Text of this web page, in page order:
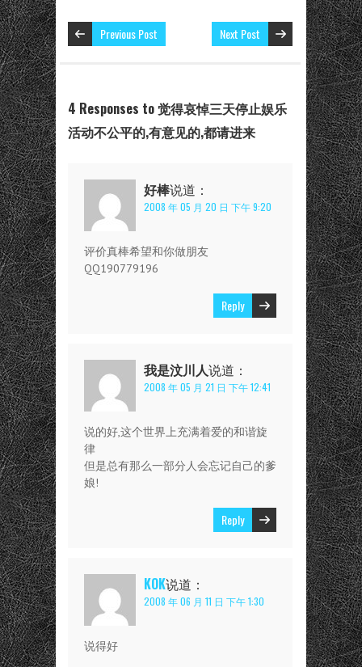
Previous Post Next Post
4 Responses to 觉得哀悼三天停止娱乐
活动不公平的,有意见的,都请进来
好棒说道：
2008 年 05 月 20 日 下午 9:20
评价真棒希望和你做朋友
QQ190779196
Reply
我是汶川人说道：
2008 年 05 月 21 日 下午 12:41
说的好,这个世界上充满着爱的和谐旋
律
但是总有那么一部分人会忘记自己的爹
娘!
Reply
KOK说道：
2008 年 06 月 11 日 下午 1:30
说得好